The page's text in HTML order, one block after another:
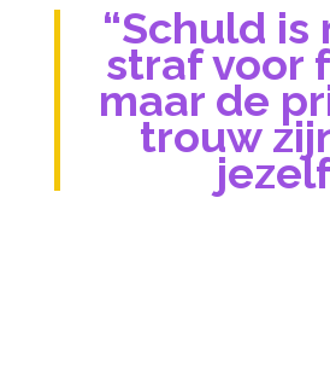
“Schuld is
straf voor
maar de
trouw